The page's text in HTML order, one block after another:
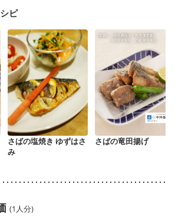
ピ
さばの塩焼き ゆずはさ
み
さばの竜田揚げ
(1人分)